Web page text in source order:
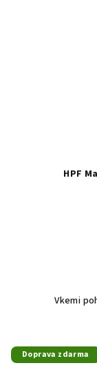
HPF
Vkemi
Doprava zdarma